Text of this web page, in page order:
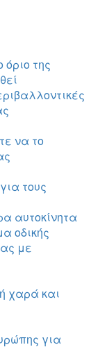
της
να το
τους
αυτοκίνητα
οδικής
με
χαρά και
για